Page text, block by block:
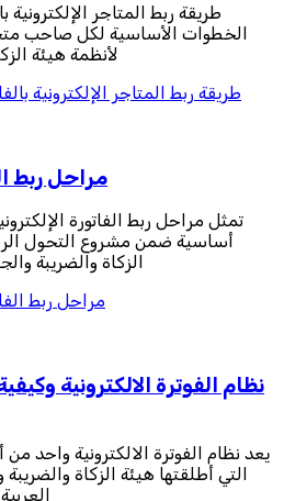
طريقة ربط المتاجر الإلكترونية
الخطوات الأساسية لكل صاحب
لأنظمة هيئة
طريقة ربط المتاجر الإلكترونية
مراحل ربط
تمثل مراحل ربط الفاتورة
أساسية ضمن مشروع التحول
الزكاة والضريبة
مراحل ربط
نظام الفوترة الالكترونية
يعد نظام الفوترة الالكترونية واحد من
التي أطلقتها هيئة الزكاة